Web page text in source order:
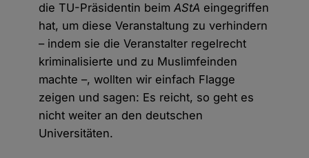
die TU-Präsidentin beimAStA eingegriffen
hat, um diese Veranstaltung zu verhindern
– indem sie die Veranstalter regelrecht
kriminalisierte und zu Muslimfeinden
machte –, wollten wir einfach Flagge
zeigen und sagen: Es reicht, so geht es
nicht weiter an den deutschen
Universitäten.